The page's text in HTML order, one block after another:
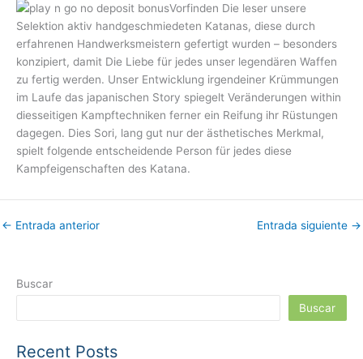
Vorfinden Die leser unsere
Selektion aktiv handgeschmiedeten Katanas, diese durch
erfahrenen Handwerksmeistern gefertigt wurden – besonders
konzipiert, damit Die Liebe für jedes unser legendären Waffen
zu fertig werden. Unser Entwicklung irgendeiner Krümmungen
im Laufe das japanischen Story spiegelt Veränderungen within
diesseitigen Kampftechniken ferner ein Reifung ihr Rüstungen
dagegen. Dies Sori, lang gut nur der ästhetisches Merkmal,
spielt folgende entscheidende Person für jedes diese
Kampfeigenschaften des Katana.
← Entrada anterior Entrada siguiente →
Buscar
Buscar
Recent Posts